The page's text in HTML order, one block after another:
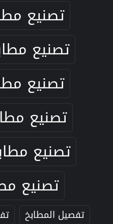
تصنيع
تصنيع
تصنيع
تصنيع
تصنيع
تصنيع
تفصيل المطابخ